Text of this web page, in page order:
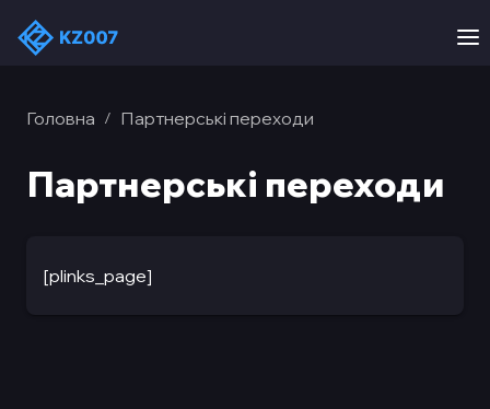
Головна / Партнерські переходи
Партнерські переходи
[plinks_page]